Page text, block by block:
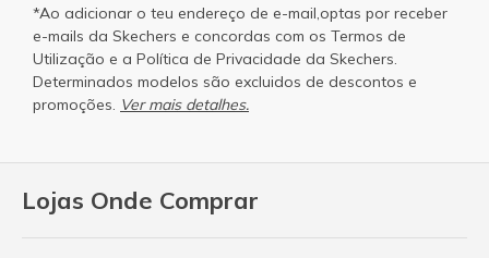
Lojas Onde Comprar
*Ao adicionar o teu endereço de e-mail,optas por receber
e-mails da Skechers e concordas com os Termos de
Utilização e a Política de Privacidade da Skechers.
Determinados modelos são excluidos de descontos e
promoções. Ver mais detalhes.